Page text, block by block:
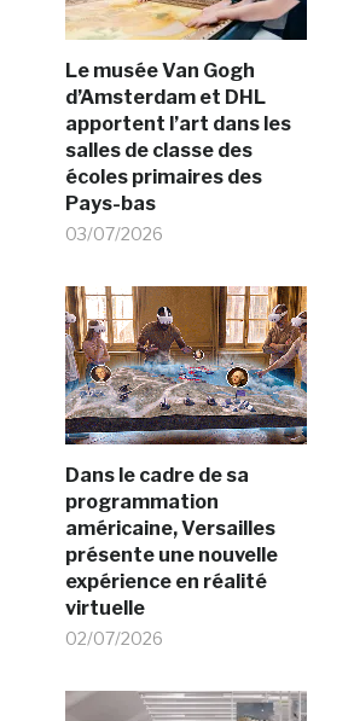
Le musée Van Gogh
d’Amsterdam et DHL
apportent l’art dans les
salles de classe des
écoles primaires des
Pays-bas
03/07/2026
Dans le cadre de sa
programmation
américaine, Versailles
présente une nouvelle
expérience en réalité
virtuelle
02/07/2026